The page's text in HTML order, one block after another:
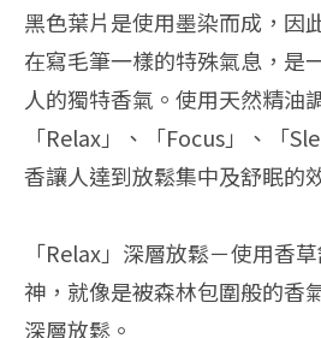
黑色葉片是使用墨染而成，因
在寫毛筆一樣的特殊氣息，是
人的獨特香氣。使用天然精油
「Relax」、「Focus」、「
香讓人達到放鬆集中及舒眠的
「Relax」深層放鬆－使用香
神，就像是被森林包圍般的香
深層放鬆。